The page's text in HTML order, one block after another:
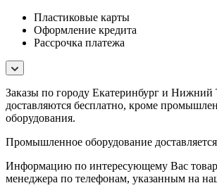
Пластиковые карты
Оформление кредита
Рассрочка платежа
Заказы по городу Екатеринбург и Нижний
доставляются бесплатно, кроме
оборудования.
Промышленное оборудование
Информацию по интересующему Вас
менеджера по телефонам, указанным на